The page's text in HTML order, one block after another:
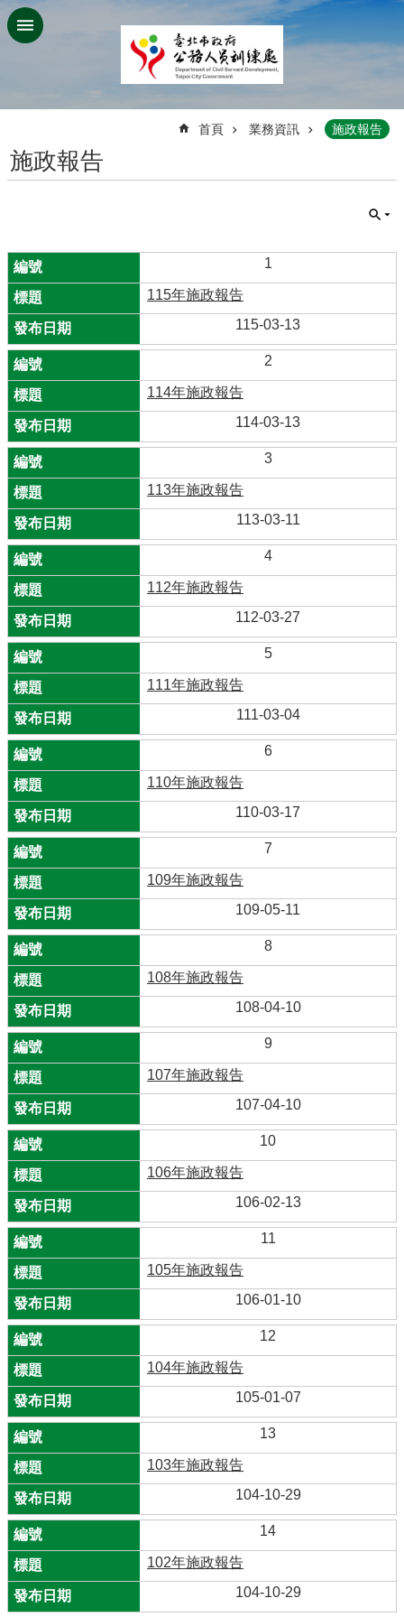
跳到主要內容區塊
首頁 業務資訊 施政報告
施政報告
1
115年施政報告
115-03-13
2
114年施政報告
114-03-13
3
113年施政報告
113-03-11
4
112年施政報告
112-03-27
5
111年施政報告
111-03-04
6
110年施政報告
110-03-17
7
109年施政報告
109-05-11
8
108年施政報告
108-04-10
9
107年施政報告
107-04-10
10
106年施政報告
106-02-13
11
105年施政報告
106-01-10
12
104年施政報告
105-01-07
13
103年施政報告
104-10-29
14
102年施政報告
104-10-29